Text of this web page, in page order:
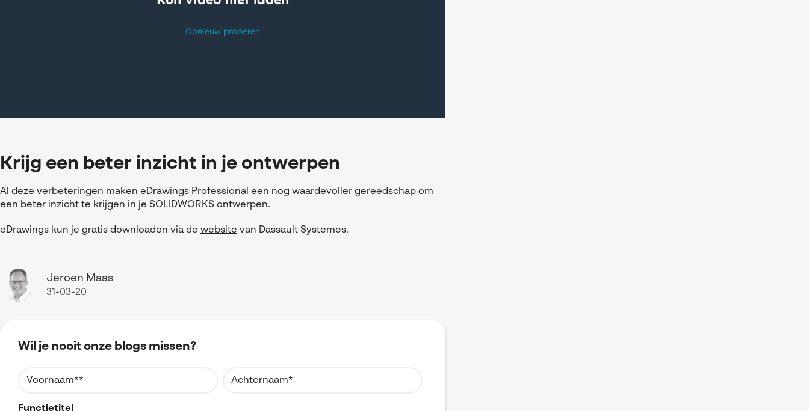
Krijg een beter inzicht in je ontwerpen
Al deze verbeteringen maken eDrawings Professional een nog waardevoller gereedschap om
een beter inzicht te krijgen in je SOLIDWORKS ontwerpen.
eDrawings kun je gratis downloaden via de website van Dassault Systemes.
Jeroen Maas
31-03-20
Wil je nooit onze blogs missen?
Functietitel